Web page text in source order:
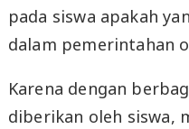
pada siswa apakah
dalam pemerintahan
Karena dengan
diberikan oleh siswa,